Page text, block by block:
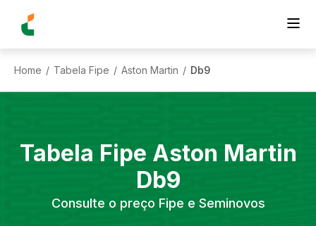
Home / Tabela Fipe / Aston Martin / Db9
Tabela Fipe Aston Martin
Db9
Consulte o preço Fipe e Seminovos